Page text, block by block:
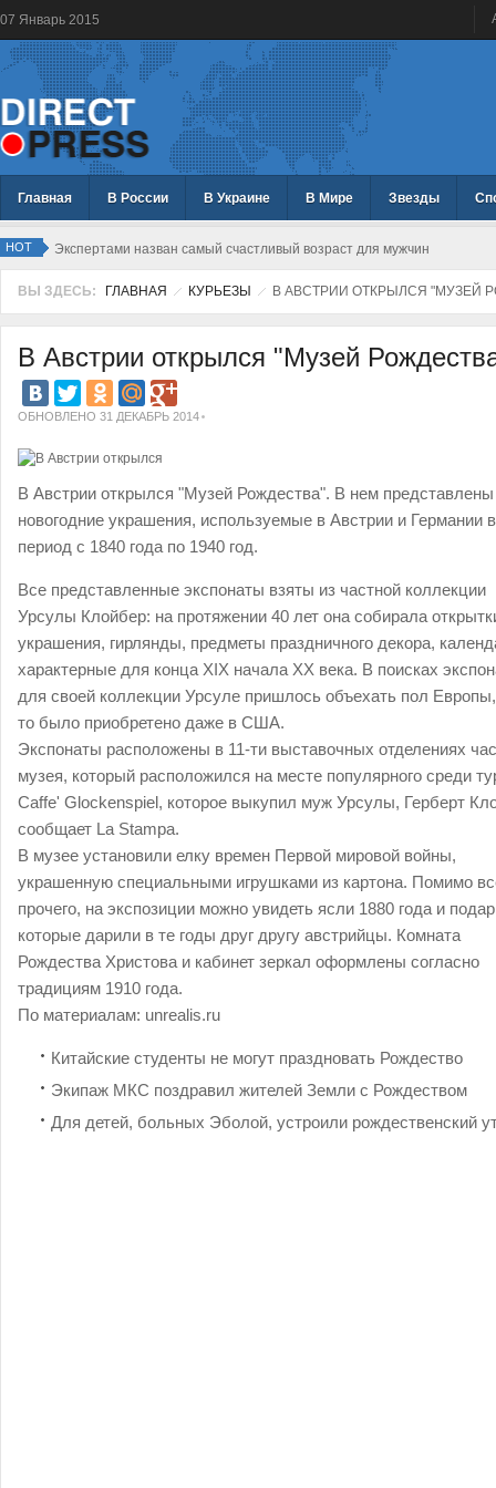
07 Январь 2015
Главная В России В Украине В Мире Звезды
HOT Экспертами назван самый счастливый возраст для мужчин
ВЫ ЗДЕСЬ: ГЛАВНАЯ КУРЬЕЗЫ В АВСТРИИ ОТКРЫЛСЯ "МУЗЕЙ
В Австрии открылся "Музей
ОБНОВЛЕНО 31 ДЕКАБРЬ 2014
В Австрии открылся "Музей Рождества". В нем представлены
новогодние украшения, используемые в Австрии и Германии в
период с 1840 года по 1940 год.
Все представленные экспонаты взяты из частной коллекции
Урсулы Клойбер: на протяжении 40 лет она собирала
украшения, гирлянды, предметы праздничного декора,
характерные для конца XIX начала ХХ века. В поисках
для своей коллекции Урсуле пришлось объехать пол
то было приобретено даже в США.
Экспонаты расположены в 11-ти выставочных отделениях
музея, который расположился на месте популярного среди
Caffe' Glockenspiel, которое выкупил муж Урсулы, Герберт
сообщает La Stampa.
В музее установили елку времен Первой мировой войны,
украшенную специальными игрушками из картона. Помимо
прочего, на экспозиции можно увидеть ясли 1880 года и
которые дарили в те годы друг другу австрийцы. Комната
Рождества Христова и кабинет зеркал оформлены согласно
традициям 1910 года.
По материалам: unrealis.ru
Китайские студенты не могут праздновать Рождество
Экипаж МКС поздравил жителей Земли с Рождеством
Для детей, больных Эболой, устроили рождественский